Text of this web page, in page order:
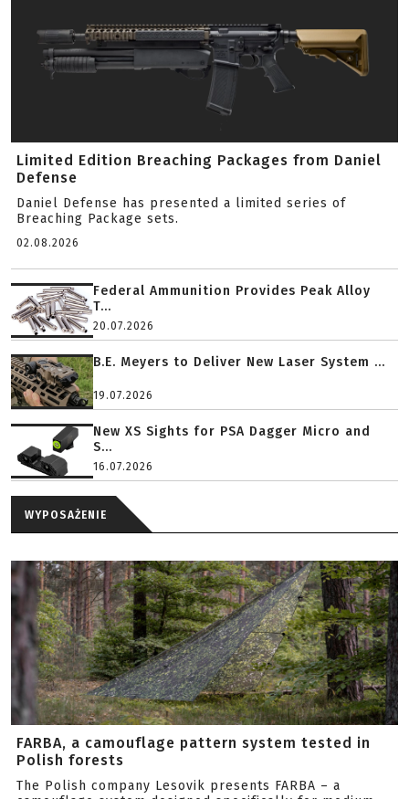
Limited Edition Breaching Packages from Daniel
Defense
Daniel Defense has presented a limited series of
Breaching Package sets.
02.08.2026
Federal Ammunition Provides Peak Alloy
T...
20.07.2026
B.E. Meyers to Deliver New Laser System ...
19.07.2026
New XS Sights for PSA Dagger Micro and
S...
16.07.2026
WYPOSAŻENIE
FARBA, a camouflage pattern system tested in
Polish forests
The Polish company Lesovik presents FARBA – a